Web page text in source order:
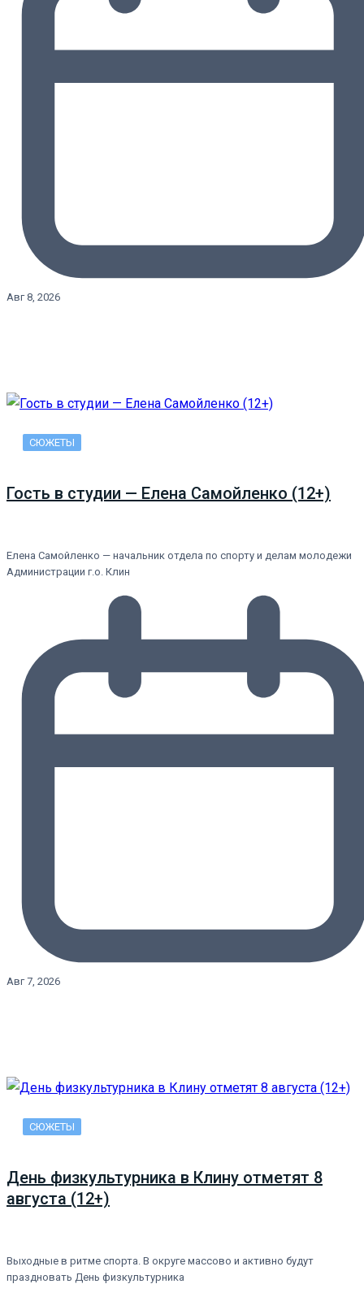
Авг 8, 2026
СЮЖЕТЫ
Гость в студии — Елена Самойленко (12+)
Елена Самойленко — начальник отдела по спорту и делам молодежи
Администрации г.о. Клин
Авг 7, 2026
СЮЖЕТЫ
День физкультурника в Клину отметят 8
августа (12+)
Выходные в ритме спорта. В округе массово и активно будут
праздновать День физкультурника